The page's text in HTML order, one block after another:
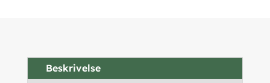
Beskrivelse